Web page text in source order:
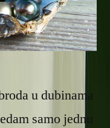
u dubinama
samo jednu